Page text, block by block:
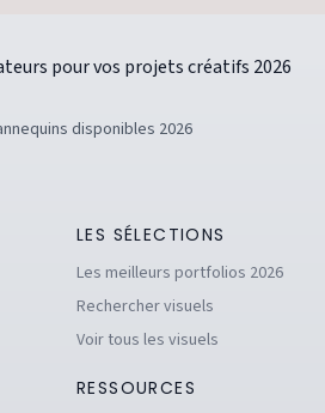
disponibles 2026
LES SÉLECTIONS
Les meilleurs portfolios 2026
Rechercher visuels
Voir tous les visuels
RESSOURCES